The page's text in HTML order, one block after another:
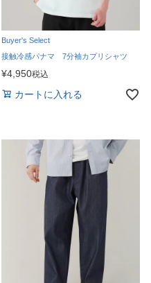
Buyer's Select
接触冷感パナマ 7分袖カプリシャツ
¥4,950税込
カートに入れる